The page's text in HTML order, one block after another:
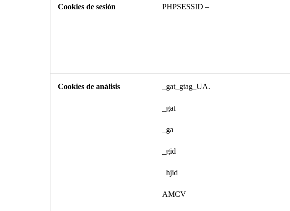
Cookies de sesión PHPSESSID –
Cookies de análisis _gat_gtag_UA.
_gat
_ga
_gid
_hjid
AMCV